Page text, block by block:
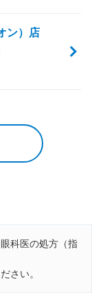
ン）店
科医の処方（指
さい。